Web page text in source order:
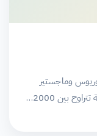
وماجستير
بين 2000…